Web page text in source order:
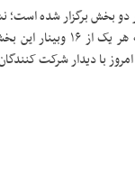
با دیدار شرکت‌